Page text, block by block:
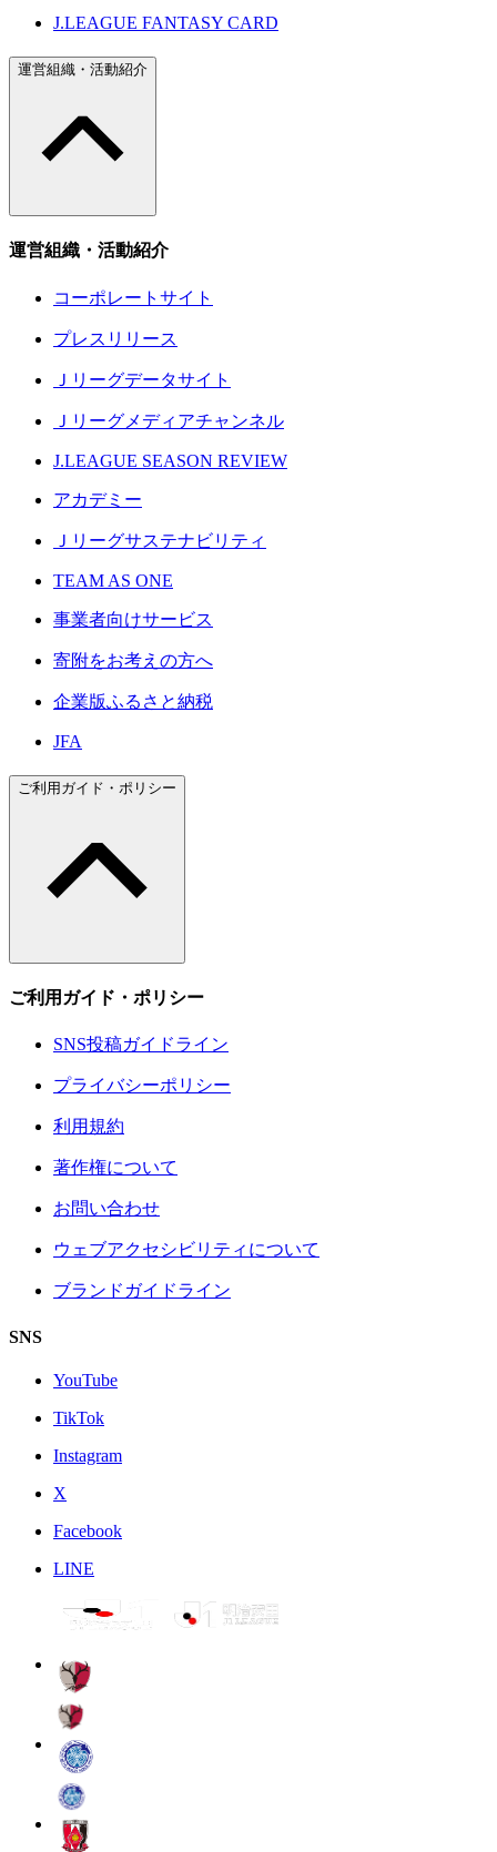
J.LEAGUE FANTASY CARD
運営組織・活動紹介
運営組織・活動紹介
コーポレートサイト
プレスリリース
Ｊリーグデータサイト
Ｊリーグメディアチャンネル
J.LEAGUE SEASON REVIEW
アカデミー
Ｊリーグサステナビリティ
TEAM AS ONE
事業者向けサービス
寄附をお考えの方へ
企業版ふるさと納税
JFA
ご利用ガイド・ポリシー
ご利用ガイド・ポリシー
SNS投稿ガイドライン
プライバシーポリシー
利用規約
著作権について
お問い合わせ
ウェブアクセシビリティについて
ブランドガイドライン
SNS
YouTube
TikTok
Instagram
X
Facebook
LINE